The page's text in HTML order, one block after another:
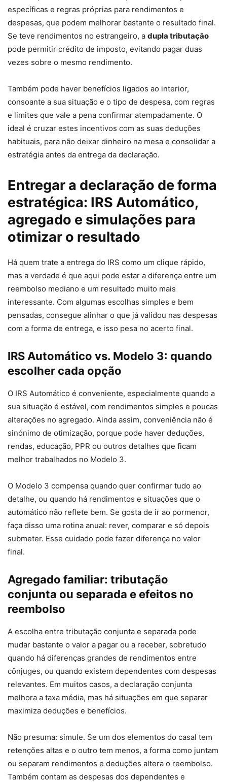
específicas e regras próprias para rendimentos e
despesas, que podem melhorar bastante o resultado final.
Se teve rendimentos no estrangeiro, a dupla tributação
pode permitir crédito de imposto, evitando pagar duas
vezes sobre o mesmo rendimento.
Também pode haver benefícios ligados ao interior,
consoante a sua situação e o tipo de despesa, com regras
e limites que vale a pena confirmar atempadamente. O
ideal é cruzar estes incentivos com as suas deduções
habituais, para não deixar dinheiro na mesa e consolidar a
estratégia antes da entrega da declaração.
Entregar a declaração de forma
estratégica: IRS Automático,
agregado e simulações para
otimizar o resultado
Há quem trate a entrega do IRS como um clique rápido,
mas a verdade é que aqui pode estar a diferença entre um
reembolso mediano e um resultado muito mais
interessante. Com algumas escolhas simples e bem
pensadas, consegue alinhar o que já validou nas despesas
com a forma de entrega, e isso pesa no acerto final.
IRS Automático vs. Modelo 3: quando
escolher cada opção
O IRS Automático é conveniente, especialmente quando a
sua situação é estável, com rendimentos simples e poucas
alterações no agregado. Ainda assim, conveniência não é
sinónimo de otimização, porque pode haver deduções,
rendas, educação, PPR ou outros detalhes que ficam
melhor trabalhados no Modelo 3.
O Modelo 3 compensa quando quer confirmar tudo ao
detalhe, ou quando há rendimentos e situações que o
automático não reflete bem. Se gosta de ir ao pormenor,
faça disso uma rotina anual: rever, comparar e só depois
submeter. Esse cuidado pode fazer diferença no valor
final.
Agregado familiar: tributação
conjunta ou separada e efeitos no
reembolso
A escolha entre tributação conjunta e separada pode
mudar bastante o valor a pagar ou a receber, sobretudo
quando há diferenças grandes de rendimentos entre
cônjuges, ou quando existem dependentes com despesas
relevantes. Em muitos casos, a declaração conjunta
melhora a taxa média, mas há situações em que separar
maximiza deduções e benefícios.
Não presuma: simule. Se um dos elementos do casal tem
retenções altas e o outro tem menos, a forma como juntam
ou separam rendimentos e deduções altera o reembolso.
Também contam as despesas dos dependentes e